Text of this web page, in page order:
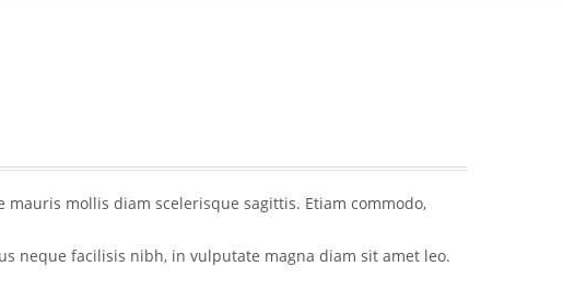
mollis diam scelerisque sagittis. Etiam commodo,
neque facilisis nibh, in vulputate magna diam sit amet leo.